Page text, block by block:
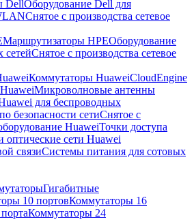
DellОборудование Dell для
Снятое с производства сетевое
Маршрутизаторы HPEОборудование
сетейСнятое с производства сетевое
Коммутаторы HuaweiCloudEngine
Микроволновые антенны
для беспроводных
безопасности сетиСнятое с
HuaweiТочки доступа
оптические сети Huawei
связиСистемы питания для сотовых
Гигабитные
10 портовКоммутаторы 16
Коммутаторы 24